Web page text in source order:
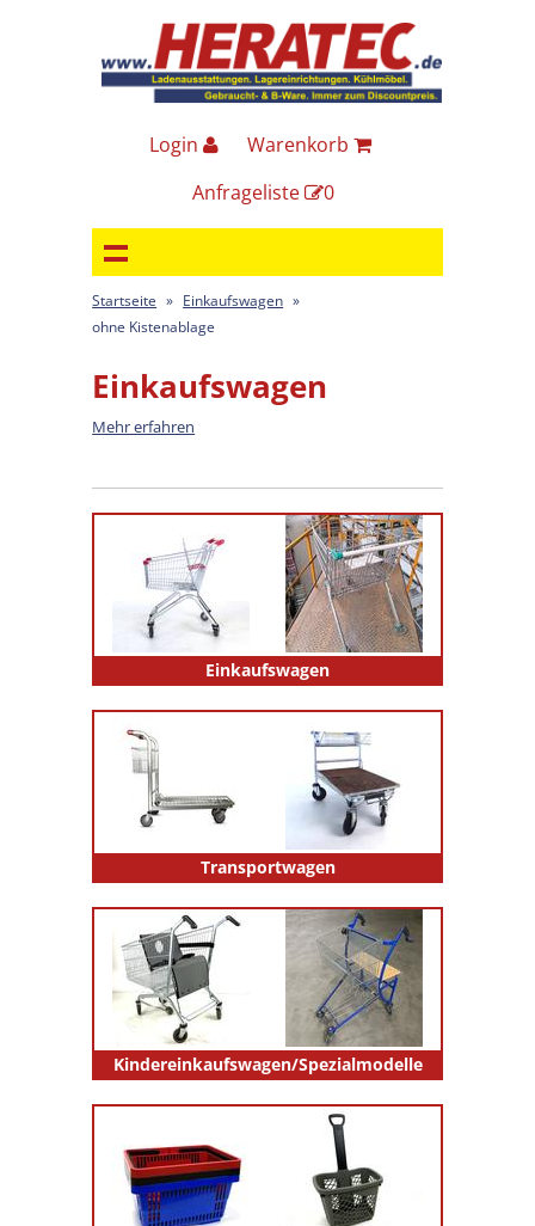
Login
Warenkorb
Anfrageliste
0
Startseite » Einkaufswagen »
ohne Kistenablage
Einkaufswagen
Mehr erfahren
Einkaufswagen
Transportwagen
Kindereinkaufswagen/Spezialmodelle